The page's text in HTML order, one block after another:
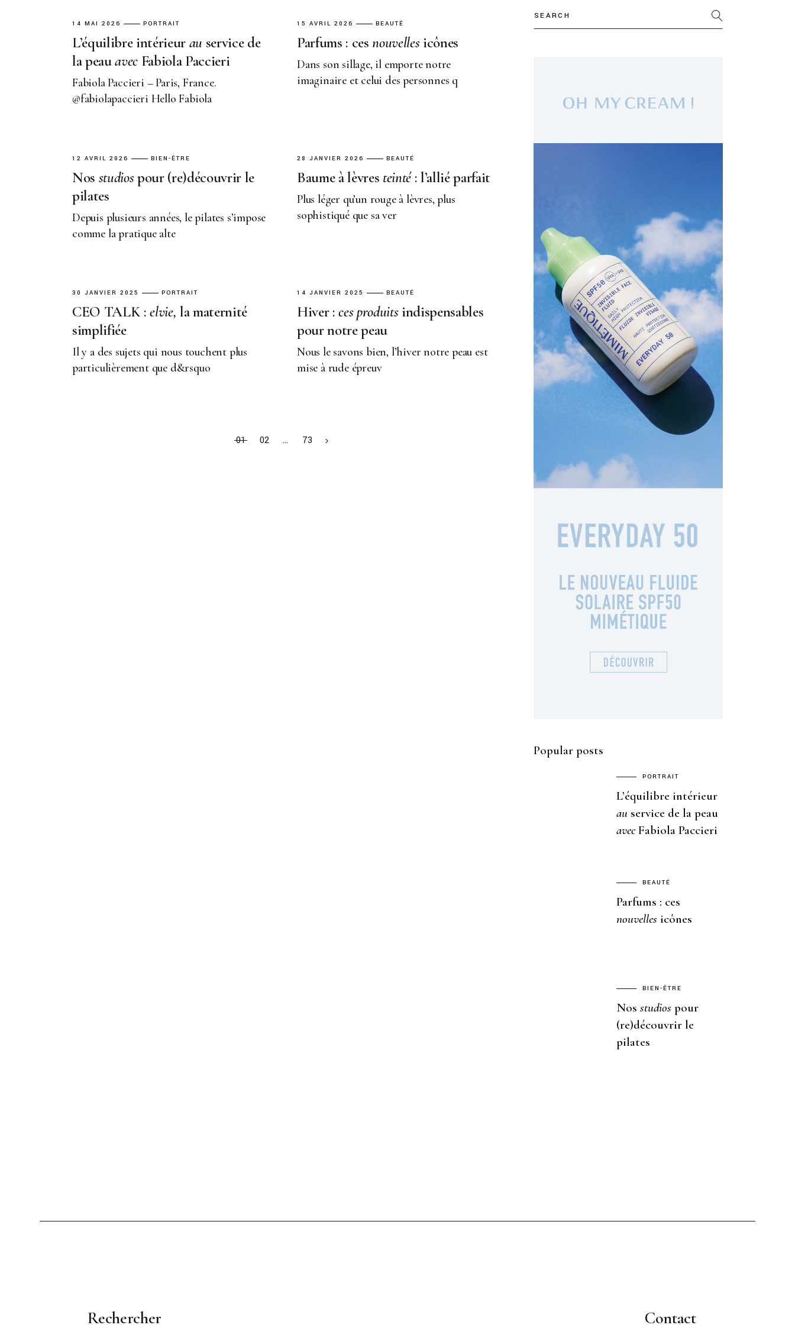
14 MAI 2026 PORTRAIT
L’équilibre intérieur au service de
la peauavec Fabiola Paccieri
Fabiola Paccieri – Paris, France.
@fabiolapaccieri Hello Fabiola
15 AVRIL 2026 BEAUTÉ
Parfums : cesnouvellesicônes
Dans son sillage, il emporte notre
imaginaire et celui des personnes q
12 AVRIL 2026 BIEN-ÊTRE
Nos studiospour (re)découvrir le
pilates
Depuis plusieurs années, le pilates s’impose
comme la pratique alte
28 JANVIER 2026 BEAUTÉ
Baume à lèvres teinté: l’allié parfait
Plus léger qu’un rouge à lèvres, plus
sophistiqué que sa ver
30 JANVIER 2025 PORTRAIT
CEO TALK :elvie, la maternité
simplifiée
Il y a des sujets qui nous touchent plus
particulièrement que d&rsquo
14 JANVIER 2025 BEAUTÉ
Hiver :cesproduitsindispensables
pour notre peau
Nous le savons bien, l’hiver notre peau est
mise à rude épreuv
01 02 … 73
Popular posts
PORTRAIT
L’équilibre intérieur
au service de la peau
avec Fabiola Paccieri
BEAUTÉ
Parfums : ces
nouvelles icônes
BIEN-ÊTRE
Nos studios pour
(re)découvrir le
pilates
Rechercher Contact